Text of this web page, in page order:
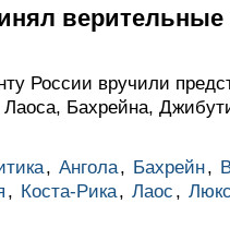
верительные
России вручили
Бахрейна,
, Ангола, Бахрейн,
, Коста-Рика, Лаос ,